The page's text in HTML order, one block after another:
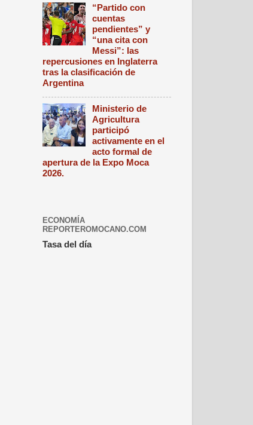
“Partido con
cuentas
pendientes” y
“una cita con
Messi”: las
repercusiones en Inglaterra
tras la clasificación de
Argentina
Ministerio de
Agricultura
participó
activamente en el
acto formal de
apertura de la Expo Moca
2026.
ECONOMÍA
REPORTEROMOCANO.COM
Tasa del día